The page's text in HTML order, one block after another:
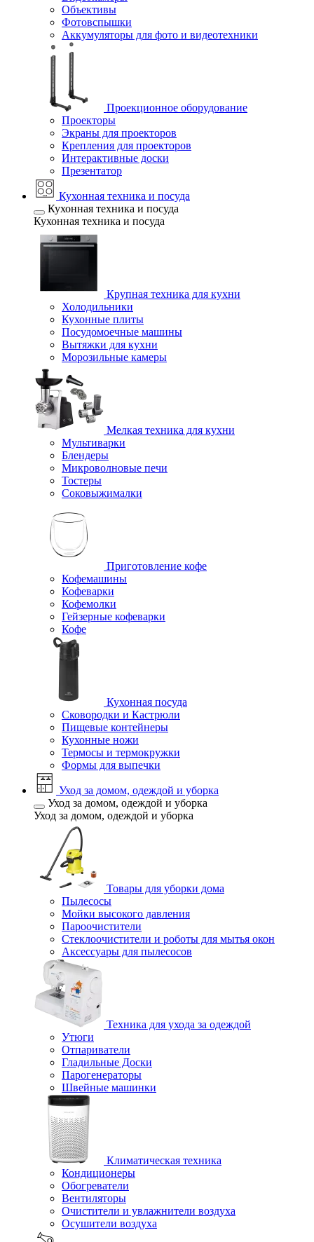
Объективы
Фотовспышки
Аккумуляторы для фото и видеотехники
Проекционное оборудование
Проекторы
Экраны для проекторов
Крепления для проекторов
Интерактивные доски
Презентатор
Кухонная техника и посуда
Кухонная техника и посуда
Кухонная техника и посуда
Крупная техника для кухни
Холодильники
Кухонные плиты
Посудомоечные машины
Вытяжки для кухни
Морозильные камеры
Мелкая техника для кухни
Мультиварки
Блендеры
Микроволновые печи
Тостеры
Соковыжималки
Приготовление кофе
Кофемашины
Кофеварки
Кофемолки
Гейзерные кофеварки
Кофе
Кухонная посуда
Сковородки и Кастрюли
Пищевые контейнеры
Кухонные ножи
Термосы и термокружки
Формы для выпечки
Уход за домом, одеждой и уборка
Уход за домом, одеждой и уборка
Уход за домом, одеждой и уборка
Товары для уборки дома
Пылесосы
Мойки высокого давления
Пароочистители
Стеклоочистители и роботы для мытья окон
Аксессуары для пылесосов
Техника для ухода за одеждой
Утюги
Отпариватели
Гладильные Доски
Парогенераторы
Швейные машинки
Климатическая техника
Кондиционеры
Обогреватели
Вентиляторы
Очистители и увлажнители воздуха
Осушители воздуха